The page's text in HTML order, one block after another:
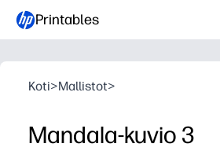
Printables
Koti>Mallistot>
Mandala-kuvio 3